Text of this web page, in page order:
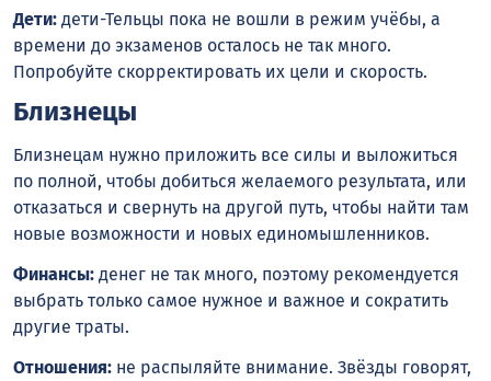
Дети: дети-Тельцы пока не вошли в режим учёбы, а
времени до экзаменов осталось не так много.
Попробуйте скорректировать их цели и скорость.
Близнецы
Близнецам нужно приложить все силы и выложиться
по полной, чтобы добиться желаемого результата, или
отказаться и свернуть на другой путь, чтобы найти там
новые возможности и новых единомышленников.
Финансы: денег не так много, поэтому рекомендуется
выбрать только самое нужное и важное и сократить
другие траты.
Отношения: не распыляйте внимание. Звёзды говорят,